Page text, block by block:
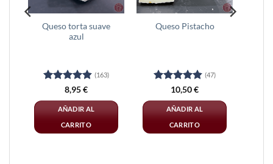
Queso torta suave
azul
Valorado
con4.86
de 5
(163)
8,95€
AÑADIR AL
CARRITO
Queso Pistacho
Valorado
con4.83
de 5
(47)
10,50€
AÑADIR AL
CARRITO